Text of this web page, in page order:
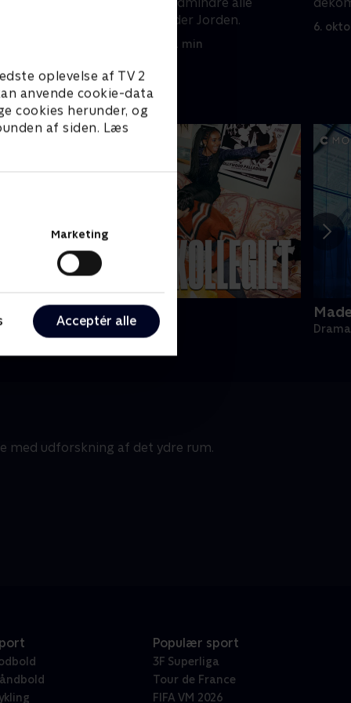
oplevelse af TV 2
anvende cookie-data
cookies herunder, og
af siden. Læs
Marketing
Acceptér alle
rumvæsner forlader Jorden.
6. oktober 2023 • 41 min
6.
Kollegiet
• 1 sæsoner
med udforskning af det ydre rum.
Populær sport
3F Superliga
Tour de France
FIFA VM 2026